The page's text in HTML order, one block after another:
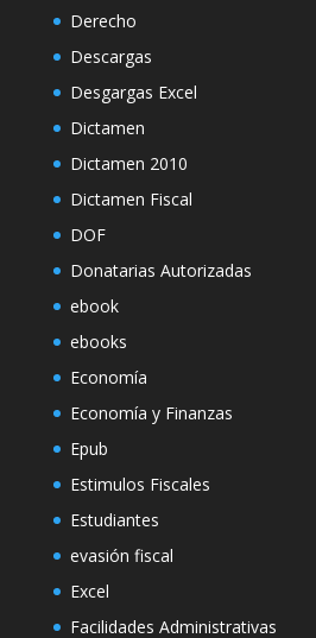
Derecho
Descargas
Desgargas Excel
Dictamen
Dictamen 2010
Dictamen Fiscal
DOF
Donatarias Autorizadas
ebook
ebooks
Economía
Economía y Finanzas
Epub
Estimulos Fiscales
Estudiantes
evasión fiscal
Excel
Facilidades Administrativas